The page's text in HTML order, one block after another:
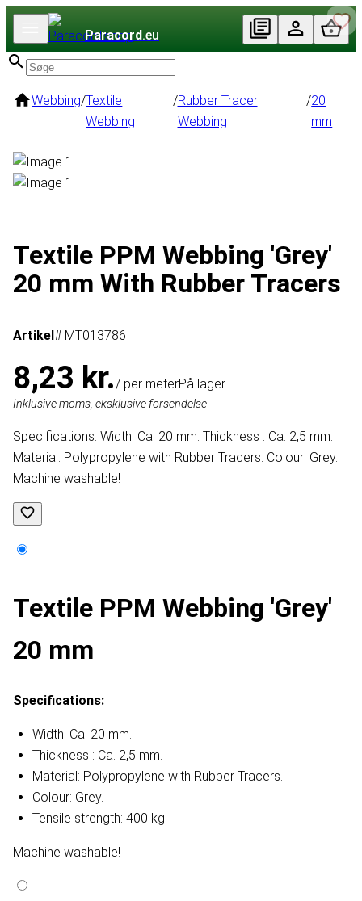
Paracord.eu
Webbing/Textile
Webbing
/Rubber Tracer
Webbing
/20
mm
Textile PPM Webbing 'Grey'
20 mm With Rubber Tracers
Artikel# MT013786
8,23 kr./ per meterPå lager
Inklusive moms, eksklusive forsendelse
Specifications: Width: Ca. 20 mm. Thickness : Ca. 2,5 mm.
Material: Polypropylene with Rubber Tracers. Colour: Grey.
Machine washable!
Textile PPM Webbing 'Grey'
20 mm
Specifications:
Width: Ca. 20 mm.
Thickness : Ca. 2,5 mm.
Material: Polypropylene with Rubber Tracers.
Colour: Grey.
Tensile strength: 400 kg
Machine washable!